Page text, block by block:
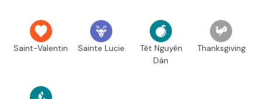
Saint-Valentin Sainte Lucie
Têt Nguyên
Dán
Thanksgiving